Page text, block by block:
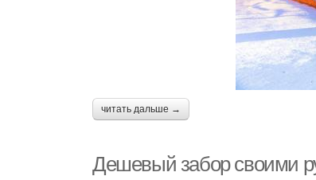
читать дальше →
Дешевый забор своими